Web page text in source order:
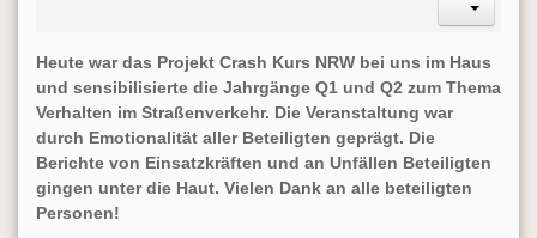
Heute war das Projekt Crash Kurs NRW bei uns im Haus
und sensibilisierte die Jahrgänge Q1 und Q2 zum Thema
Verhalten im Straßenverkehr. Die Veranstaltung war
durch Emotionalität aller Beteiligten geprägt. Die
Berichte von Einsatzkräften und an Unfällen Beteiligten
gingen unter die Haut. Vielen Dank an alle beteiligten
Personen!